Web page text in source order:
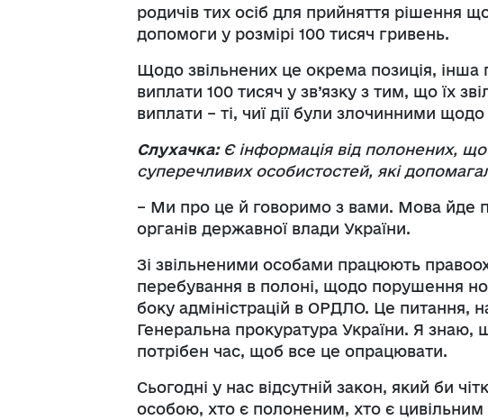
родичів тих осіб для прийняття рішення
допомоги у розмірі 100 тисяч гривень.
Щодо звільнених це окрема позиція,
виплати 100 тисяч у зв’язку з тим, що їх
виплати – ті, чиї дії були злочинними
Слухачка: Є інформація від полонених,
суперечливих особистостей, які
– Ми про це й говоримо з вами. Мова йде
органів державної влади України.
Зі звільненими особами працюють
перебування в полоні, щодо порушення
боку адміністрацій в ОРДЛО. Це питання,
Генеральна прокуратура України. Я
потрібен час, щоб все це опрацювати.
Сьогодні у нас відсутній закон, який би
особою, хто є полоненим, хто є